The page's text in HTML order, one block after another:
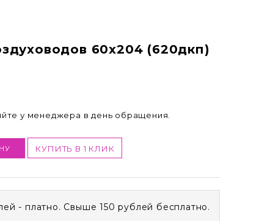
60х204 (620дкп)
у менеджера в день обращения.
КУПИТЬ В 1 КЛИК
- платно. Свыше 150 рублей бесплатно.